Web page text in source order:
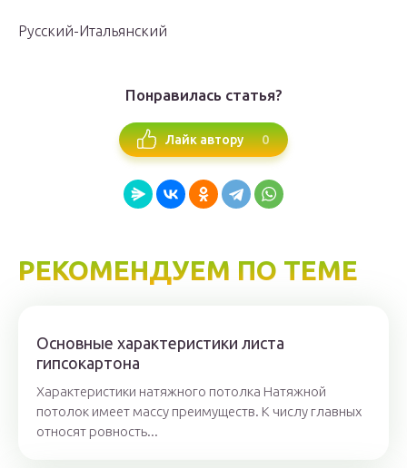
Русский-Итальянский
Понравилась статья?
Лайк автору 0
РЕКОМЕНДУЕМ ПО ТЕМЕ
Основные характеристики листа
гипсокартона
Характеристики натяжного потолка Натяжной
потолок имеет массу преимуществ. К числу главных
относят ровность...